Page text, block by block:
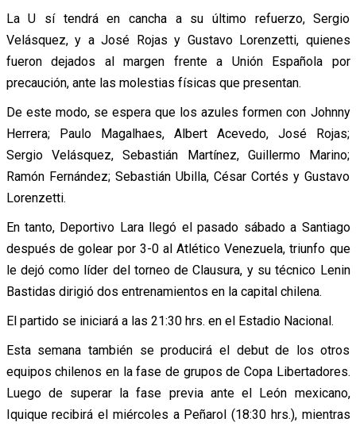
La U sí tendrá en cancha a su último refuerzo, Sergio
Velásquez, y a José Rojas y Gustavo Lorenzetti, quienes
fueron dejados al margen frente a Unión Española por
precaución, ante las molestias físicas que presentan.
De este modo, se espera que los azules formen con Johnny
Herrera; Paulo Magalhaes, Albert Acevedo, José Rojas;
Sergio Velásquez, Sebastián Martínez, Guillermo Marino;
Ramón Fernández; Sebastián Ubilla, César Cortés y Gustavo
Lorenzetti.
En tanto, Deportivo Lara llegó el pasado sábado a Santiago
después de golear por 3-0 al Atlético Venezuela, triunfo que
le dejó como líder del torneo de Clausura, y su técnico Lenin
Bastidas dirigió dos entrenamientos en la capital chilena.
El partido se iniciará a las 21:30 hrs. en el Estadio Nacional.
Esta semana también se producirá el debut de los otros
equipos chilenos en la fase de grupos de Copa Libertadores.
Luego de superar la fase previa ante el León mexicano,
Iquique recibirá el miércoles a Peñarol (18:30 hrs.), mientras